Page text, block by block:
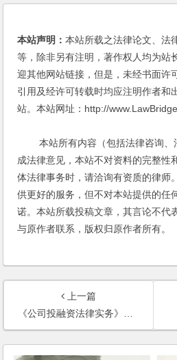
本站声明：本站所载之法律论文、法
等，除非另有注明，著作权人均为站
迎其他网站链接，但是，未经书面许
引用及经许可转载时均应注明作者和
站。本站网址：http://
本站所有内容（包括法律咨询、
成法律意见，本站不对资料的完整性
体法律事务时，请洽询有资质的律师
供更好的服务，但不对本站提供的任
诺。本站所载投稿文章，其言论不代
与原作者联系，版权归原作者所有。
上一篇
《公司投融资法律实务》跃居当当网公司法类图书前三甲